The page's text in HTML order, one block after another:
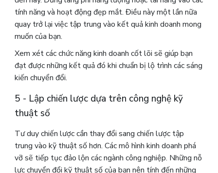
tính năng và hoạt động đẹp mắt. Điều này một lần nữa
quay trở lại việc tập trung vào kết quả kinh doanh mong
muốn của bạn.
Xem xét các chức năng kinh doanh cốt lõi sẽ giúp bạn
đạt được những kết quả đó khi chuẩn bị lộ trình các sáng
kiến ​​chuyển đổi.
5 - Lập chiến lược dựa trên công nghệ kỹ
thuật số
Tư duy chiến lược cần thay đổi sang chiến lược tập
trung vào kỹ thuật số hơn.Các mô hình kinh doanh phá
vỡ sẽ tiếp tục đảo lộn các ngành công nghiệp. Những nỗ
lực chuyển đổi kỹ thuật số của bạn nên tính đến những